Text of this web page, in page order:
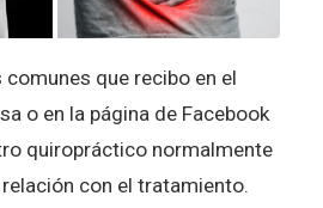
que recibo en el
o en la página de Facebook
quiropráctico normalmente
con el tratamiento.